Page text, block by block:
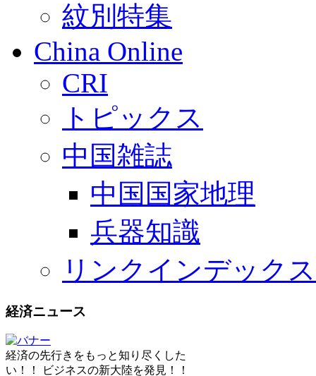
紋別特集
China Online
CRI
トピックス
中国雑誌
中国国家地理
兵器知識
リンクインデックス
経済ニュース
経済の先行きをもっと知り尽くした
い！！ ビジネスの新大陸を発見！！